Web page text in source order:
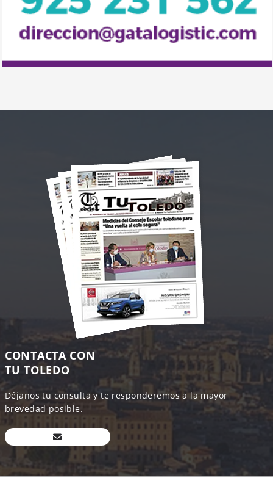
CONTACTA CON
TU TOLEDO
Déjanos tu consulta y te responderemos a la mayor
brevedad posible.